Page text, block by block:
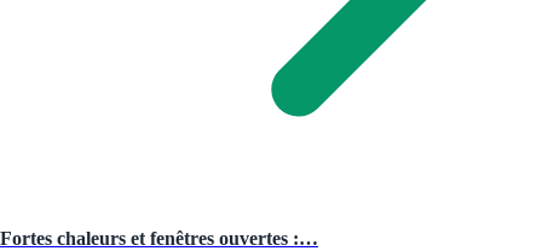
Fortes chaleurs et fenêtres ouvertes :…